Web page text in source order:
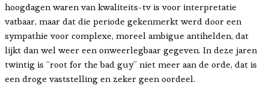
hoogdagen waren van kwaliteits-tv is voor interpretatie
vatbaar, maar dat die periode gekenmerkt werd door een
sympathie voor complexe, moreel ambigue antihelden, dat
lijkt dan wel weer een onweerlegbaar gegeven. In deze jaren
twintig is “root for the bad guy” niet meer aan de orde, dat is
een droge vaststelling en zeker geen oordeel.